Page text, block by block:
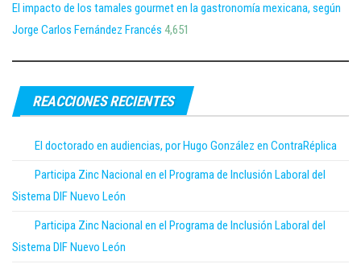
El impacto de los tamales gourmet en la gastronomía mexicana, según
Jorge Carlos Fernández Francés 4,651
REACCIONES RECIENTES
El doctorado en audiencias, por Hugo González en ContraRéplica
Participa Zinc Nacional en el Programa de Inclusión Laboral del
Sistema DIF Nuevo León
Participa Zinc Nacional en el Programa de Inclusión Laboral del
Sistema DIF Nuevo León